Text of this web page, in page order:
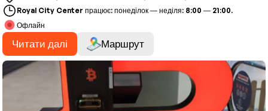
Royal City Center працює: понеділок — неділя: 8:00 — 21:00.
Офлайн
Читати далі Маршрут